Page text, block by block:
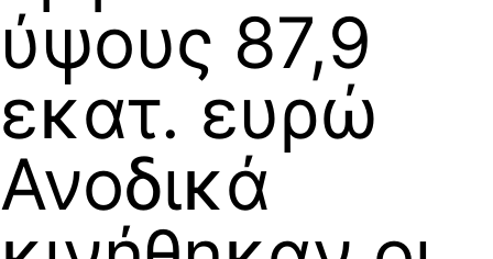
ύψους 87,9
εκατ. ευρώ
Ανοδικά